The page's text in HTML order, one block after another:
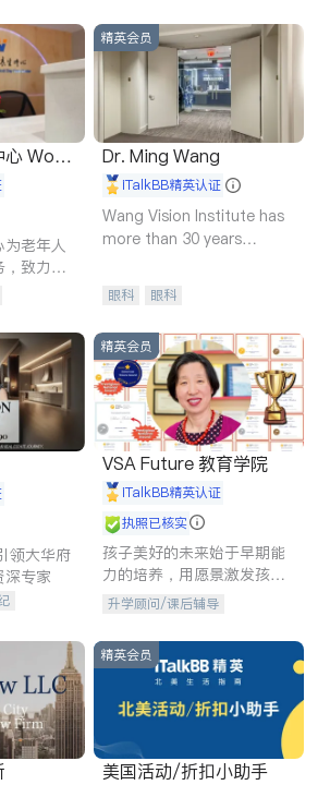
World
老年人
，致力于
来有效
精英会员
Dr. Ming Wang
iTalkBB精英认证
Wang Vision Institute has
more than 30 years
眼科 眼科
领大华府
深专家
精英会员
VSA Future 教育学院
iTalkBB精英认证
执照已核实
孩子美好的未来始于早期能
力的培养，用愿景激发孩子
的学习潜力和动力。理念：
拥有成长型心态是成功的基
石。
升学顾问/课后辅导
精英会员
美国活动/折扣小助手